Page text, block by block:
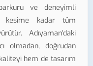
ve deneyimli
kesime kadar tüm
Adıyaman'daki
olmadan, doğrudan
hem de tasarım